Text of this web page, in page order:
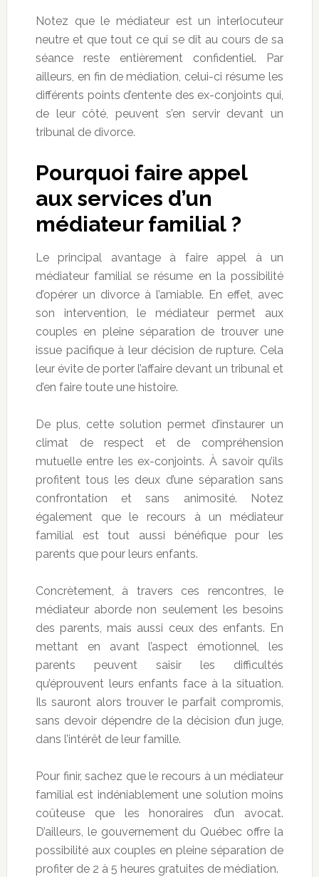
Notez que le médiateur est un interlocuteur
neutre et que tout ce qui se dit au cours de sa
séance reste entièrement confidentiel. Par
ailleurs, en fin de médiation, celui-ci résume les
différents points d’entente des ex-conjoints qui,
de leur côté, peuvent s’en servir devant un
tribunal de divorce.
Pourquoi faire appel
aux services d’un
médiateur familial ?
Le principal avantage à faire appel à un
médiateur familial se résume en la possibilité
d’opérer un divorce à l’amiable. En effet, avec
son intervention, le médiateur permet aux
couples en pleine séparation de trouver une
issue pacifique à leur décision de rupture. Cela
leur évite de porter l’affaire devant un tribunal et
d’en faire toute une histoire.
De plus, cette solution permet d’instaurer un
climat de respect et de compréhension
mutuelle entre les ex-conjoints. À savoir qu’ils
profitent tous les deux d’une séparation sans
confrontation et sans animosité. Notez
également que le recours à un médiateur
familial est tout aussi bénéfique pour les
parents que pour leurs enfants.
Concrètement, à travers ces rencontres, le
médiateur aborde non seulement les besoins
des parents, mais aussi ceux des enfants. En
mettant en avant l’aspect émotionnel, les
parents peuvent saisir les difficultés
qu’éprouvent leurs enfants face à la situation.
Ils sauront alors trouver le parfait compromis,
sans devoir dépendre de la décision d’un juge,
dans l’intérêt de leur famille.
Pour finir, sachez que le recours à un médiateur
familial est indéniablement une solution moins
coûteuse que les honoraires d’un avocat.
D’ailleurs, le gouvernement du Québec offre la
possibilité aux couples en pleine séparation de
profiter de 2 à 5 heures gratuites de médiation.